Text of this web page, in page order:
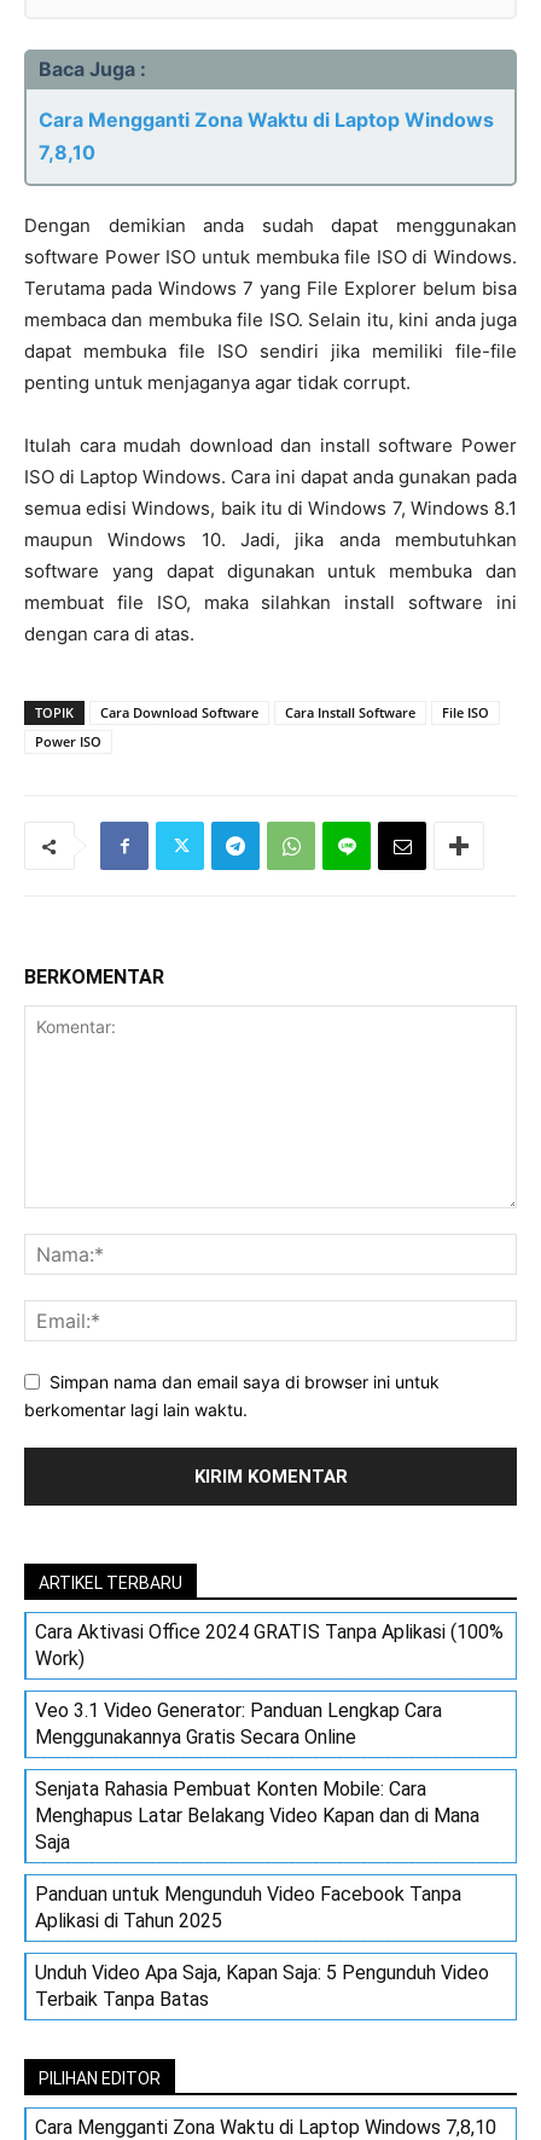
Baca Juga :
Cara Mengganti Zona Waktu di Laptop Windows
7,8,10
Dengan demikian anda sudah dapat menggunakan
software Power ISO untuk membuka file ISO di Windows.
Terutama pada Windows 7 yang File Explorer belum bisa
membaca dan membuka file ISO. Selain itu, kini anda juga
dapat membuka file ISO sendiri jika memiliki file-file
penting untuk menjaganya agar tidak corrupt.
Itulah cara mudah download dan install software Power
ISO di Laptop Windows. Cara ini dapat anda gunakan pada
semua edisi Windows, baik itu di Windows 7, Windows 8.1
maupun Windows 10. Jadi, jika anda membutuhkan
software yang dapat digunakan untuk membuka dan
membuat file ISO, maka silahkan install software ini
dengan cara di atas.
TOPIK Cara Download Software Cara Install Software
File ISO
Power ISO
BERKOMENTAR
Simpan nama dan email saya di browser ini untuk
berkomentar lagi lain waktu.
ARTIKEL TERBARU
Cara Aktivasi Office 2024 GRATIS Tanpa Aplikasi (100%
Work)
Veo 3.1 Video Generator: Panduan Lengkap Cara
Menggunakannya Gratis Secara Online
Senjata Rahasia Pembuat Konten Mobile: Cara
Menghapus Latar Belakang Video Kapan dan di Mana
Saja
Panduan untuk Mengunduh Video Facebook Tanpa
Aplikasi di Tahun 2025
Unduh Video Apa Saja, Kapan Saja: 5 Pengunduh Video
Terbaik Tanpa Batas
PILIHAN EDITOR
Cara Mengganti Zona Waktu di Laptop Windows 7,8,10